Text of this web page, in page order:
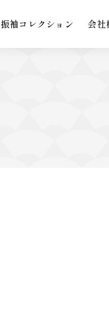
振袖コレクション 会社